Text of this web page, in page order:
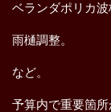
ベランダポリカ波
雨樋調整。
など。
予算内で重要箇